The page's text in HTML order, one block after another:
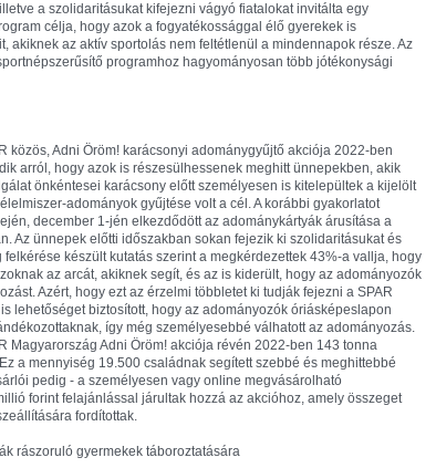
a szolidaritásukat kifejezni vágyó fiatalokat invitálta egy
célja, hogy azok a fogyatékossággal élő gyerekek is
akiknek az aktív sportolás nem feltétlenül a mindennapok része. Az
programhoz hagyományosan több jótékonysági
közös, Adni Öröm! karácsonyi adománygyűjtő akciója 2022-ben
arról, hogy azok is részesülhessenek meghitt ünnepekben, akik
önkéntesei karácsony előtt személyesen is kitelepültek a kijelölt
adományok gyűjtése volt a cél. A korábbi gyakorlatot
december 1-jén elkezdődött az adománykártyák árusítása a
Az ünnepek előtti időszakban sokan fejezik ki szolidaritásukat és
készült kutatás szerint a megkérdezettek 43%-a vallja, hogy
az arcát, akiknek segít, és az is kiderült, hogy az adományozók
Azért, hogy ezt az érzelmi többletet ki tudják fejezni a SPAR
lehetőséget biztosított, hogy az adományozók óriásképeslapon
így még személyesebbé válhatott az adományozás.
Magyarország Adni Öröm! akciója révén 2022-ben 143 tonna
a mennyiség 19.500 családnak segített szebbé és meghittebbé
pedig - a személyesen vagy online megvásárolható
forint felajánlással járultak hozzá az akcióhoz, amely összeget
fordítottak.
rászoruló gyermekek táboroztatására